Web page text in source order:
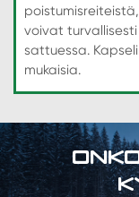
voivat
sattuessa.
mukaisia.